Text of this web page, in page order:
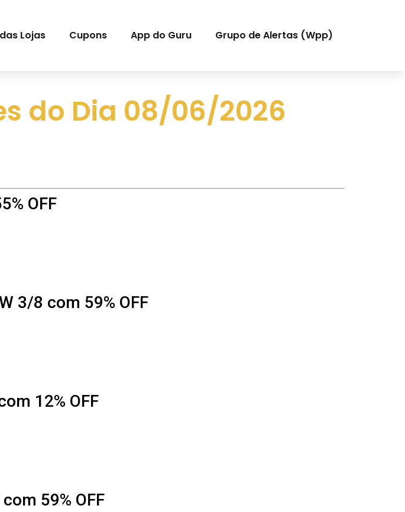
Lojas Cupons App do Guru Grupo de Alertas (Wpp)
do Dia 08/06/2026
OFF
3/8 com 59% OFF
12% OFF
59% OFF